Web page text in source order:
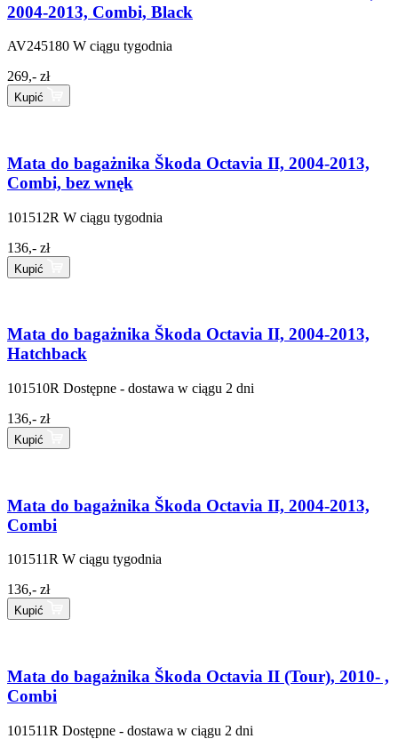
2004-2013, Combi, Black
AV245180 W ciągu tygodnia
269,- zł
Kupić
Mata do bagażnika Škoda Octavia II, 2004-2013,
Combi, bez wnęk
101512R W ciągu tygodnia
136,- zł
Kupić
Mata do bagażnika Škoda Octavia II, 2004-2013,
Hatchback
101510R Dostępne - dostawa w ciągu 2 dni
136,- zł
Kupić
Mata do bagażnika Škoda Octavia II, 2004-2013,
Combi
101511R W ciągu tygodnia
136,- zł
Kupić
Mata do bagażnika Škoda Octavia II (Tour), 2010- ,
Combi
101511R Dostępne - dostawa w ciągu 2 dni